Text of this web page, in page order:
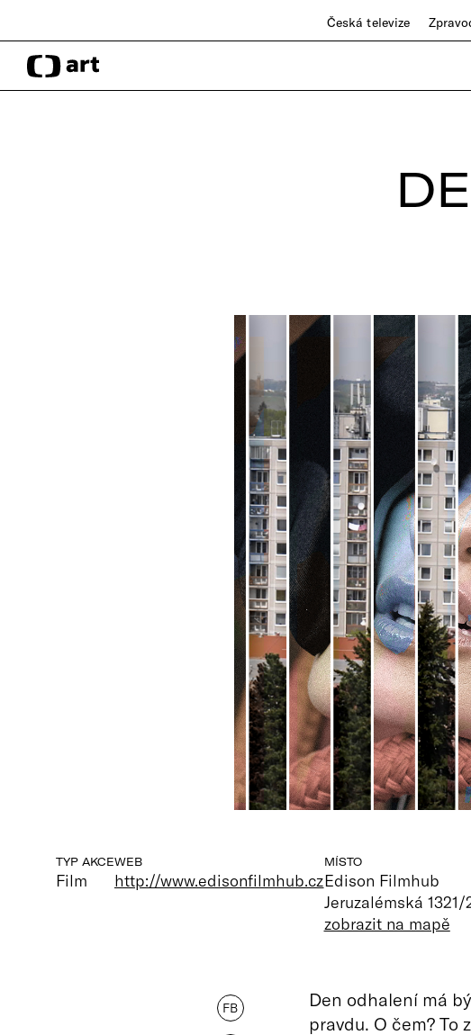
Česká televize
TYP AKCE
Film
WEB
http://www.edisonfilmhub.cz
MÍSTO
Edison Filmhub
Jeruzalémská 1321/
zobrazit na mapě
FB
Den odhalení má
pravdu. O čem?